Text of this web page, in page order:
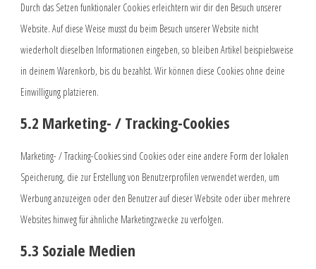
Durch das Setzen funktionaler Cookies erleichtern wir dir den Besuch unserer
Website. Auf diese Weise musst du beim Besuch unserer Website nicht
wiederholt dieselben Informationen eingeben, so bleiben Artikel beispielsweise
in deinem Warenkorb, bis du bezahlst. Wir können diese Cookies ohne deine
Einwilligung platzieren.
5.2 Marketing- / Tracking-Cookies
Marketing- / Tracking-Cookies sind Cookies oder eine andere Form der lokalen
Speicherung, die zur Erstellung von Benutzerprofilen verwendet werden, um
Werbung anzuzeigen oder den Benutzer auf dieser Website oder über mehrere
Websites hinweg für ähnliche Marketingzwecke zu verfolgen.
5.3 Soziale Medien